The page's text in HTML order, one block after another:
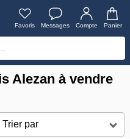
Favoris Messages Compte Panier
Alezan à vendre